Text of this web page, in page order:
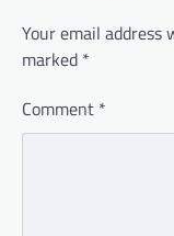
Your email address
marked *
Comment *